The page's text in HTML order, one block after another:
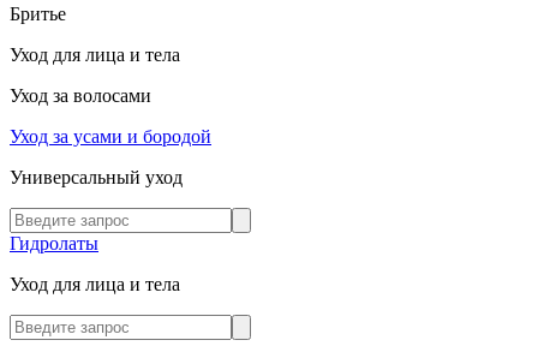
Бритье
Уход для лица и тела
Уход за волосами
Уход за усами и бородой
Универсальный уход
Гидролаты
Уход для лица и тела